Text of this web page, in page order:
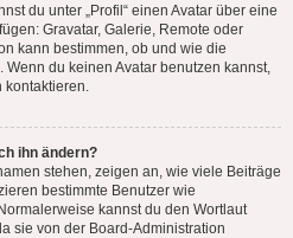
du unter „Profil“ einen Avatar über eine
Gravatar, Galerie, Remote oder
kann bestimmen, ob und wie die
Wenn du keinen Avatar benutzen kannst,
kontaktieren.
ihn ändern?
stehen, zeigen an, wie viele Beiträge
bestimmte Benutzer wie
kannst du den Wortlaut
sie von der Board-Administration